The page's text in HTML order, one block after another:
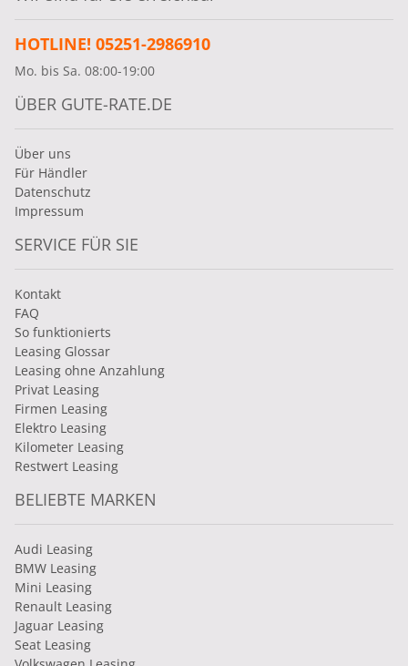
HOTLINE! 05251-2986910
Mo. bis Sa. 08:00-19:00
ÜBER GUTE-RATE.DE
Über uns
Für Händler
Datenschutz
Impressum
SERVICE FÜR SIE
Kontakt
FAQ
So funktionierts
Leasing Glossar
Leasing ohne Anzahlung
Privat Leasing
Firmen Leasing
Elektro Leasing
Kilometer Leasing
Restwert Leasing
BELIEBTE MARKEN
Audi Leasing
BMW Leasing
Mini Leasing
Renault Leasing
Jaguar Leasing
Seat Leasing